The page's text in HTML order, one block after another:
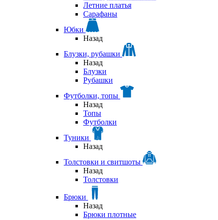
Летние платья
Сарафаны
Юбки
Назад
Блузки, рубашки
Назад
Блузки
Рубашки
Футболки, топы
Назад
Топы
Футболки
Туники
Назад
Толстовки и свитшоты
Назад
Толстовки
Брюки
Назад
Брюки плотные